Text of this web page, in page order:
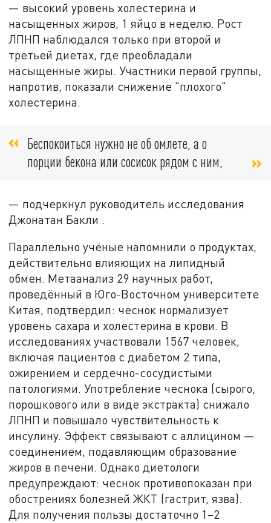
— высокий уровень холестерина и
насыщенных жиров, 1 яйцо в неделю. Рост
ЛПНП наблюдался только при второй и
третьей диетах, где преобладали
насыщенные жиры. Участники первой группы,
напротив, показали снижение "плохого"
холестерина.
Беспокоиться нужно не об омлете, а о
порции бекона или сосисок рядом с ним,
— подчеркнул руководитель исследования
Джонатан Бакли .
Параллельно учёные напомнили о продуктах,
действительно влияющих на липидный
обмен. Метаанализ 29 научных работ,
проведённый в Юго-Восточном университете
Китая, подтвердил: чеснок нормализует
уровень сахара и холестерина в крови. В
исследованиях участвовали 1567 человек,
включая пациентов с диабетом 2 типа,
ожирением и сердечно-сосудистыми
патологиями. Употребление чеснока (сырого,
порошкового или в виде экстракта) снижало
ЛПНП и повышало чувствительность к
инсулину. Эффект связывают с аллицином —
соединением, подавляющим образование
жиров в печени. Однако диетологи
предупреждают: чеснок противопоказан при
обострениях болезней ЖКТ (гастрит, язва).
Для получения пользы достаточно 1–2